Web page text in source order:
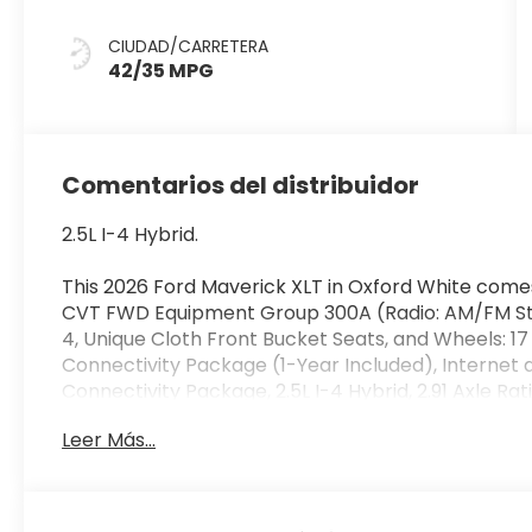
CIUDAD/CARRETERA
42/35 MPG
Comentarios del distribuidor
2.5L I-4 Hybrid.
This 2026 Ford Maverick XLT in Oxford White
CVT FWD Equipment Group 300A (Radio: AM/FM
4, Unique Cloth Front Bucket Seats, and Wheels:
Connectivity Package (1-Year Included), Internet
Connectivity Package, 2.5L I-4 Hybrid, 2.91 Axle
Auto, Auto High Beams, Auto High-beam
Leer Más...